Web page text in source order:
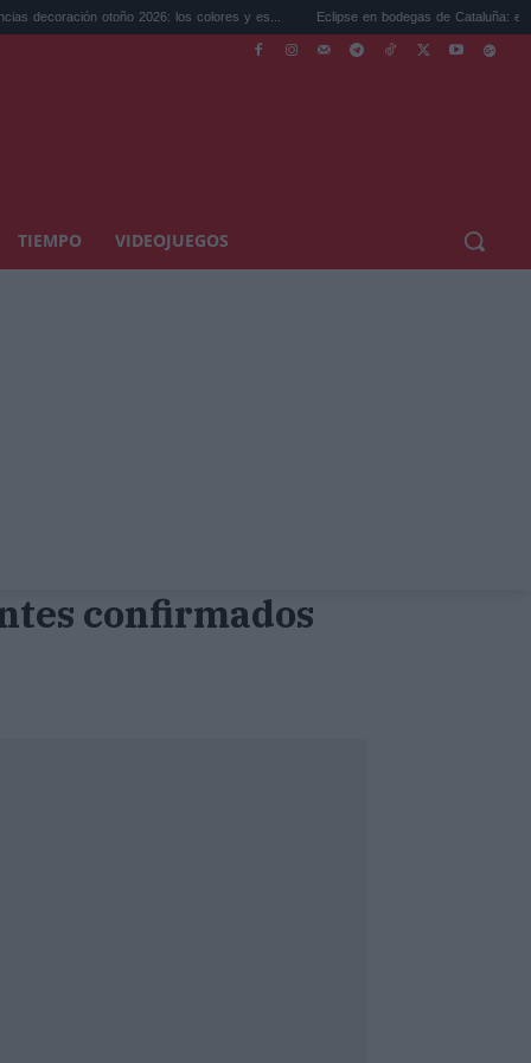
otoño 2026: los colores y es... Eclipse en bodegas de Cataluña: el plan
TIEMPO VIDEOJUEGOS
confirmados